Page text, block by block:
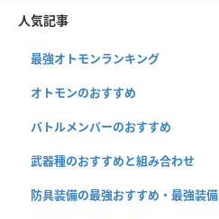
人気記事
最強オトモンランキング
オトモンのおすすめ
バトルメンバーのおすすめ
武器種のおすすめと組み合わせ
防具装備の最強おすすめ・最強装備